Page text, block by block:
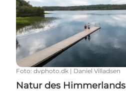
Foto: dvphoto.dk | Daniel Villadsen
Natur des Himmerlands